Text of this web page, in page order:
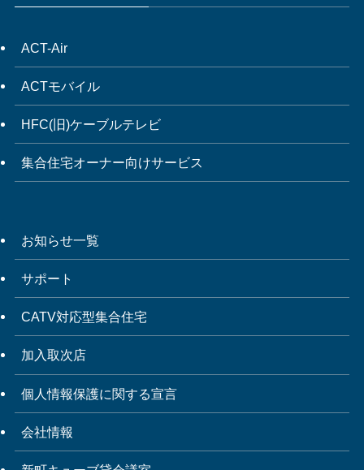
ACT-Air
ACTモバイル
HFC(旧)ケーブルテレビ
集合住宅オーナー向けサービス
お知らせ一覧
サポート
CATV対応型集合住宅
加入取次店
個人情報保護に関する宣言
会社情報